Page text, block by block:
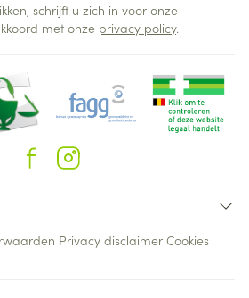
schrijft u zich in voor onze
met onze privacy policy.
Privacy disclaimer Cookies